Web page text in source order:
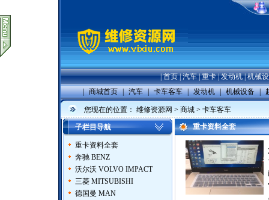
|首页|汽车|重卡|发动机|机械
| 商城首页 | 汽车 | 卡车客车 | 发动机 | 机械设备 |
您现在的位置： 维修资源网 > 商城 > 卡车客车
子栏目导航
重卡资料全套
奔驰 BENZ
沃尔沃 VOLVO IMPACT
三菱 MITSUBISHI
德国曼 MAN
重卡资料全套